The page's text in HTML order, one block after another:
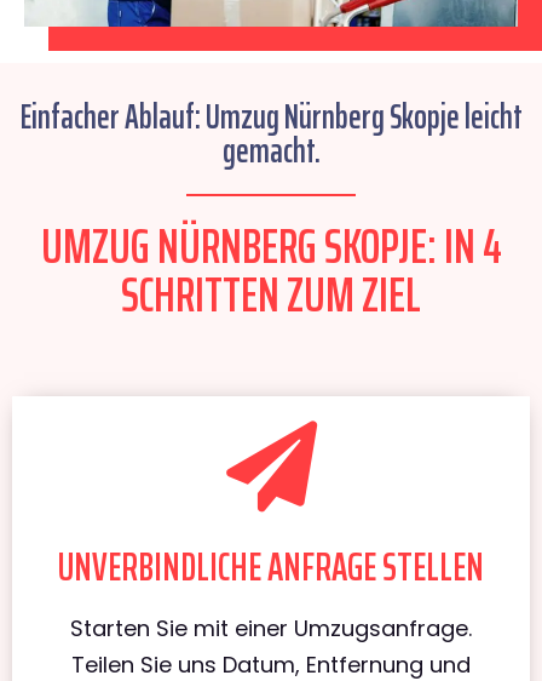
Einfacher Ablauf: Umzug Nürnberg Skopje leicht
gemacht.
UMZUG NÜRNBERG SKOPJE: IN 4
SCHRITTEN ZUM ZIEL
UNVERBINDLICHE ANFRAGE STELLEN
Starten Sie mit einer Umzugsanfrage.
Teilen Sie uns Datum, Entfernung und